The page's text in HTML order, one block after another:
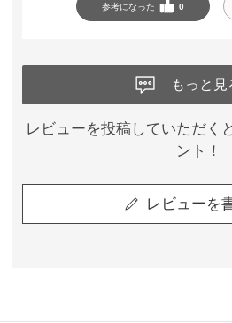
参考になった 0
もっと見
レビューを投稿していただく
ント！
レビューを